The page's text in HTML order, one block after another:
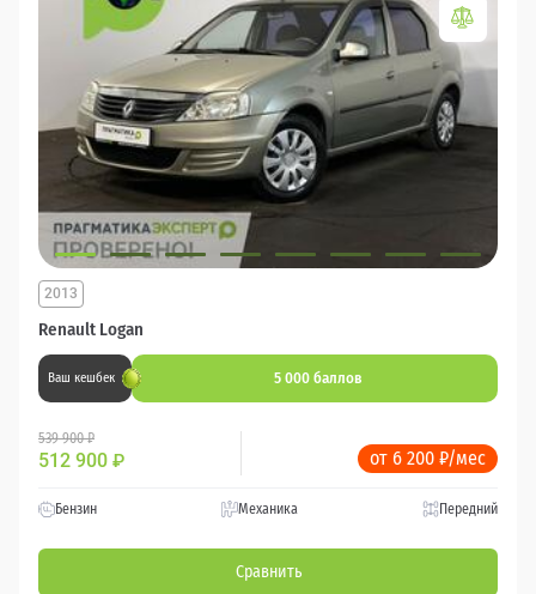
Renault Logan
2013
Ваш кешбек 5 000 баллов
539 900 ₽
512 900 ₽ от 6 200 ₽/мес
Бензин Механика Передний
Сравнить